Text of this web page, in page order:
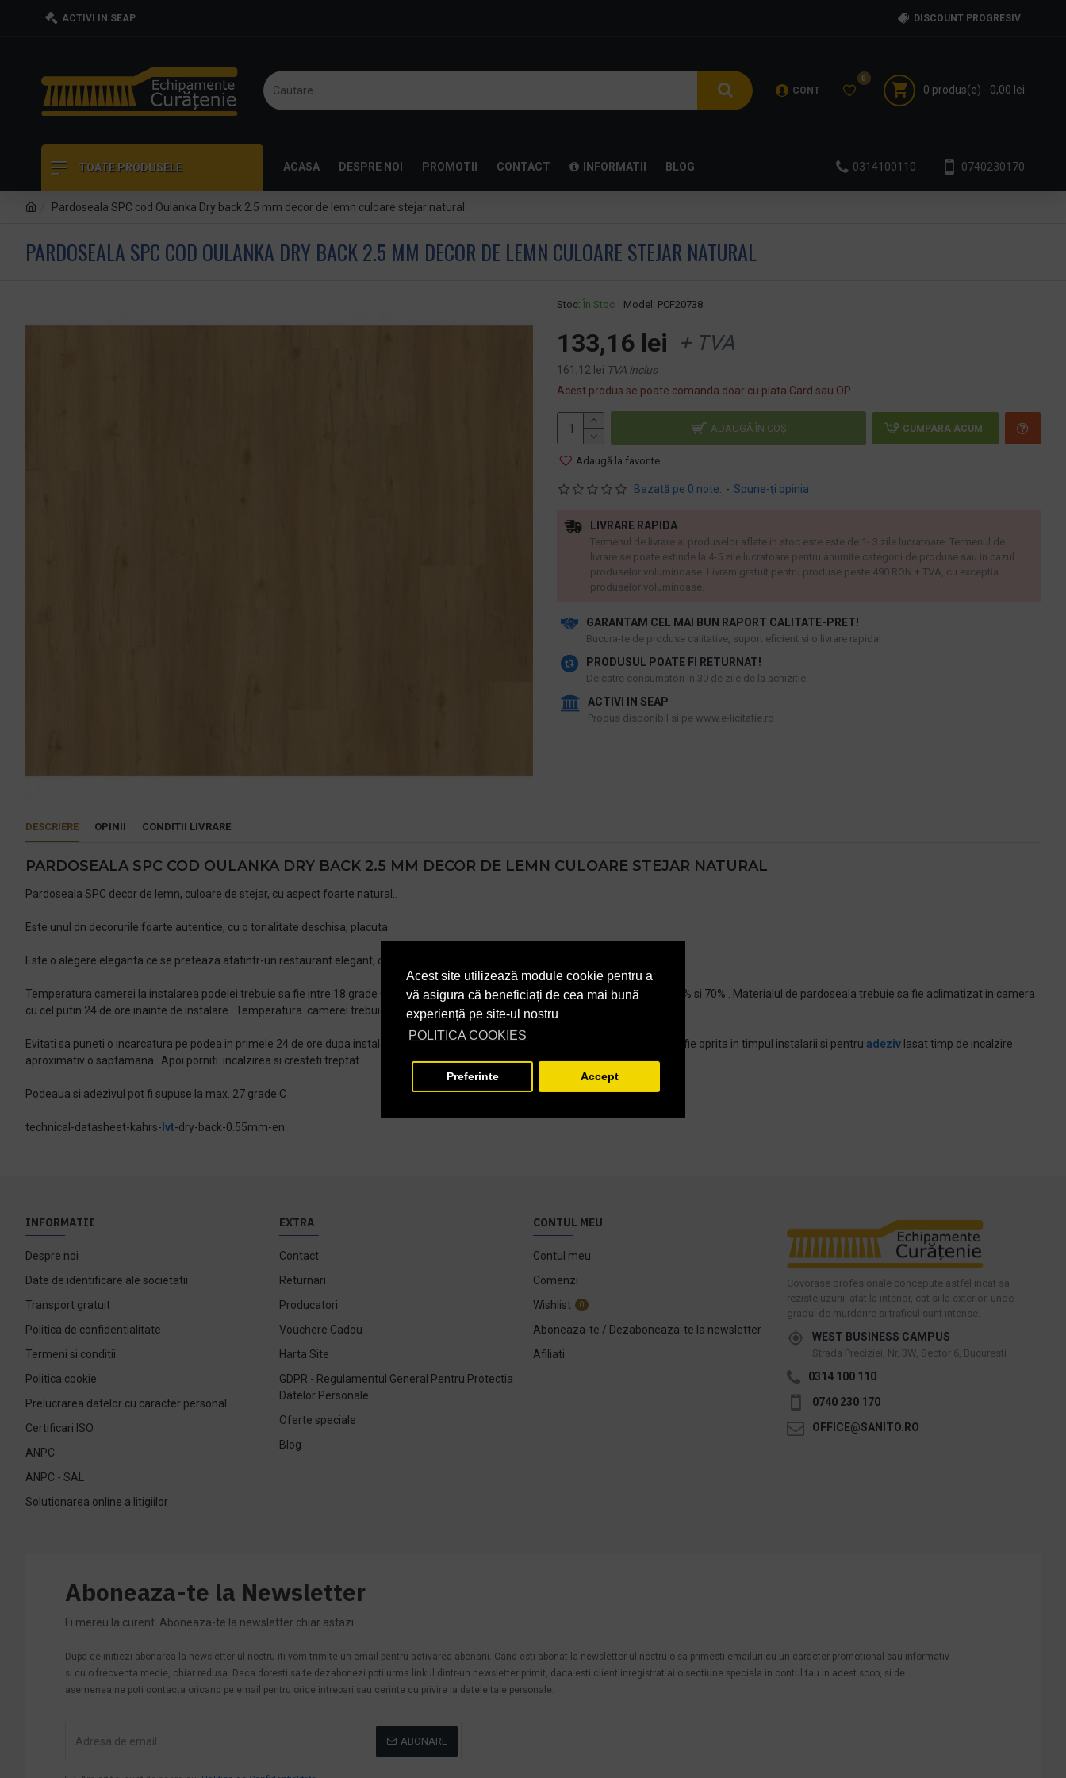
Acest site utilizează module cookie pentru a
vă asigura că beneficiați de cea mai bună
experiență pe site-ul nostru
POLITICA COOKIES
Preferinte Accept
ACTIVI IN SEAP DISCOUNT PROGRESIV
CONT
0
0 produs(e) - 0,00 lei
TOATE PRODUSELE ACASA DESPRE NOI PROMOTII CONTACT INFORMATII BLOG 0314100110 0740230170
Pardoseala SPC cod Oulanka Dry back 2.5 mm decor de lemn culoare stejar natural
PARDOSEALA SPC COD OULANKA DRY BACK 2.5 MM DECOR DE LEMN CULOARE STEJAR NATURAL
Stoc: În Stoc Model: PCF20738
Bazată pe 0 note. - Spune-ţi opinia
133,16 lei + TVA
161,12 lei TVA inclus
Acest produs se poate comanda doar cu plata Card sau OP
ADAUGĂ ÎN COŞ CUMPARA ACUM
Adaugă la favorite
GARANTAM CEL MAI BUN RAPORT CALITATE-PRET!
​Bucura-te de produse calitative, suport eficient si o livrare rapida!
PRODUSUL POATE FI RETURNAT!
De catre consumatori in 30 de zile de la achizitie
ACTIVI IN SEAP
Produs disponibil si pe www.e-licitatie.ro
LIVRARE RAPIDA
Termenul de livrare al produselor aflate in stoc este este de 1- 3 zile lucratoare. Termenul de
livrare se poate extinde la 4-5 zile lucratoare pentru anumite categorii de produse sau in cazul
produselor voluminoase. Livram gratuit pentru produse peste 490 RON + TVA, cu exceptia
produselor voluminoase.
DESCRIERE OPINII CONDITII LIVRARE
PARDOSEALA SPC COD OULANKA DRY BACK 2.5 MM DECOR DE LEMN CULOARE STEJAR NATURAL
Pardoseala SPC decor de lemn, culoare de stejar, cu aspect foarte natural..
Este unul dn decorurile foarte autentice, cu o tonalitate deschisa, placuta.
Este o alegere eleganta ce se preteaza atatintr-un restaurant elegant, cat si intr-un apartament de mici dimensiuni.
Temperatura camerei la instalarea podelei trebuie sa fie intre 18 grade C si 25 grade C , iar umiditatea in spatiu trebuie sa fie intre 25% si 70% . Materialul de pardoseala trebuie sa fie aclimatizat in camera
cu cel putin 24 de ore inainte de instalare . Temperatura camerei trebuie intretinuta timp de cel putin 72 de ore dupa instalare .
Evitati sa puneti o incarcatura pe podea in primele 24 de ore dupa instalare . Daca este instalata incalzire prin pardoseala , trebuie sa fie oprita in timpul instalarii si pentru adeziv lasat timp de incalzire
aproximativ o saptamana . Apoi porniti incalzirea si cresteti treptat.
Podeaua si adezivul pot fi supuse la max. 27 grade C
technical-datasheet-kahrs- lvt-dry-back-0.55mm-en
INFORMATII
Despre noi
Date de identificare ale societatii
Transport gratuit
Politica de confidentialitate
Termeni si conditii
Politica cookie
Prelucrarea datelor cu caracter personal
Certificari ISO
ANPC
ANPC - SAL
Solutionarea online a litigiilor
EXTRA
Contact
Returnari
Producatori
Vouchere Cadou
Harta Site
GDPR - Regulamentul General Pentru Protectia
Datelor Personale
Oferte speciale
Blog
CONTUL MEU
Contul meu
Comenzi
Wishlist
0
Aboneaza-te / Dezaboneaza-te la newsletter
Afiliati
Covorase profesionale concepute astfel incat sa
reziste uzurii, atat la interior, cat si la exterior, unde
gradul de murdarire si traficul sunt intense.
WEST BUSINESS CAMPUS
Strada Preciziei, Nr, 3W, Sector 6, Bucuresti
0314 100 110
0740 230 170
OFFICE@SANITO.RO
Aboneaza-te la Newsletter
Fi mereu la curent. Aboneaza-te la newsletter chiar astazi.
Dupa ce initiezi abonarea la newsletter-ul nostru iti vom trimite un email pentru activarea abonarii. Cand esti abonat la newsletter-ul nostru o sa primesti emailuri cu un caracter promotional sau informativ
si cu o frecventa medie, chiar redusa. Daca doresti sa te dezabonezi poti urma linkul dintr-un newsletter primit, daca esti client inregistrat ai o sectiune speciala in contul tau in acest scop, si de
asemenea ne poti contacta oricand pe email pentru orice intrebari sau cerinte cu privire la datele tale personale.
ABONARE